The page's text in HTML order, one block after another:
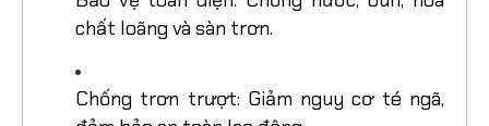
chất loãng và sàn trơn.
Chống trơn trượt: Giảm nguy cơ té ngã,